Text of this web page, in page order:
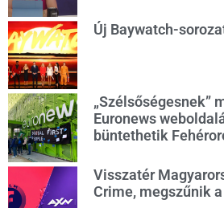
Új Baywatch-
„Szélsőségesnek”
Euronews
büntethetik
Visszatér
Crime, megszűnik